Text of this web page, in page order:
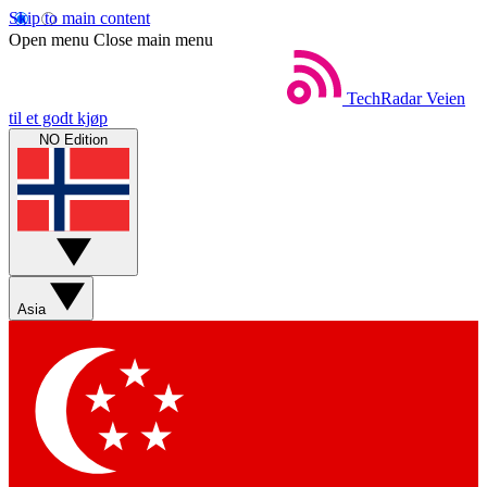
Skip to main content
Open menu Close main menu
TechRadar Veien
til et godt kjøp
NO Edition
Asia